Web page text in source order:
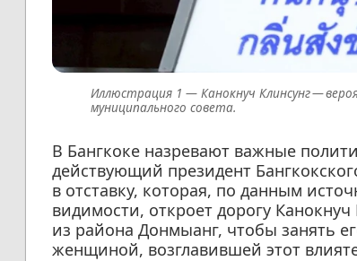
Канокнуч Клинсунг —
муниципального совета.
В Бангкоке назревают важные
действующий президент
в отставку, которая, по данным
видимости, откроет дорогу
из района Донмыанг, чтобы занять
женщиной, возглавившей этот